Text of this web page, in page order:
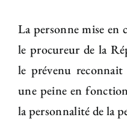
La personne mise en
le procureur de la
le prévenu
une peine en
la personnalité de la